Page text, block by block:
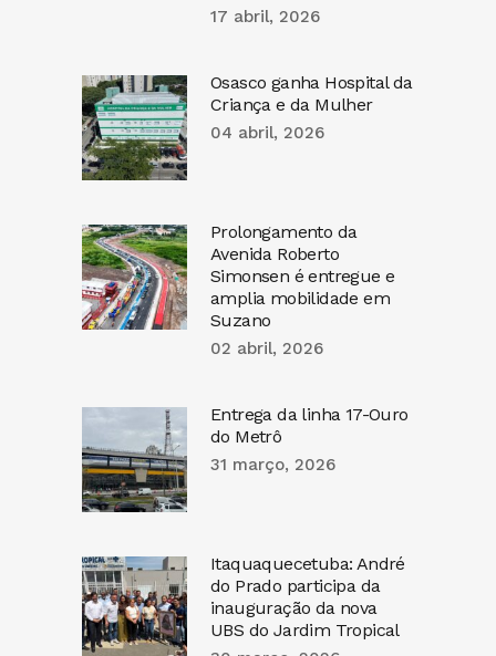
17 abril, 2026
Osasco ganha Hospital da
Criança e da Mulher
04 abril, 2026
Prolongamento da
Avenida Roberto
Simonsen é entregue e
amplia mobilidade em
Suzano
02 abril, 2026
Entrega da linha 17-Ouro
do Metrô
31 março, 2026
Itaquaquecetuba: André
do Prado participa da
inauguração da nova
UBS do Jardim Tropical